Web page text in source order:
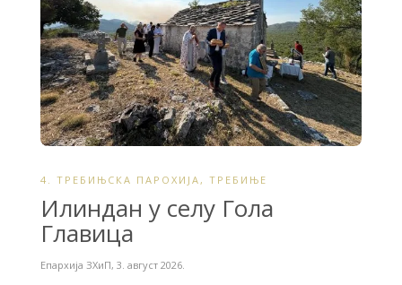
4. ТРЕБИЊСКА ПАРОХИЈА , ТРЕБИЊЕ
Илиндан у селу Гола
Главица
Епархија ЗХиП, 3. август 2026.